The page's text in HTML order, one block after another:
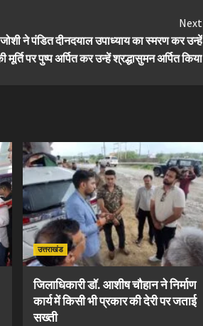
Next
ने पंडित दीनदयाल उपाध्याय का स्मरण कर उन्हें
पर पुष्प अर्पित कर उन्हें श्रद्धासुमन अर्पित किया
उत्तराखंड
जिलाधिकारी डॉ. आशीष चौहान ने निर्माण
कार्य में किसी भी प्रकार की देरी पर जताई
सख्ती